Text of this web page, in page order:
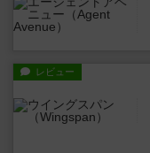
レビュー